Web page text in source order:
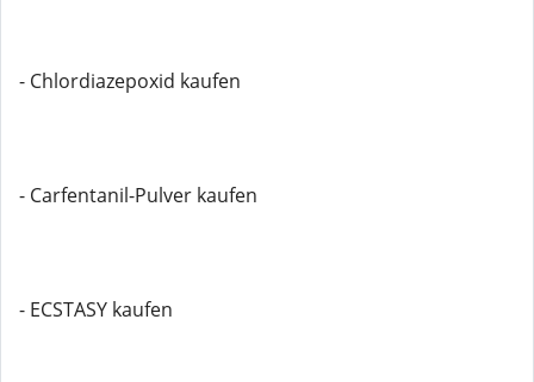
- Chlordiazepoxid kaufen
- Carfentanil-Pulver kaufen
- ECSTASY kaufen